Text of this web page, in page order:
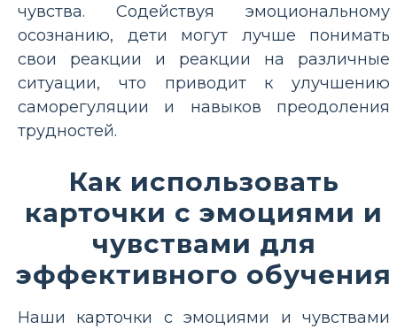
чувства. Содействуя эмоциональному
осознанию, дети могут лучше понимать
свои реакции и реакции на различные
ситуации, что приводит к улучшению
саморегуляции и навыков преодоления
трудностей.
Как использовать
карточки с эмоциями и
чувствами для
эффективного обучения
Наши карточки с эмоциями и чувствами